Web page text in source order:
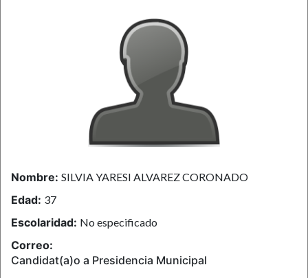
Nombre: SILVIA YARESI ALVAREZ CORONADO
Edad: 37
Escolaridad: No especificado
Correo:
Candidat(a)o a Presidencia Municipal